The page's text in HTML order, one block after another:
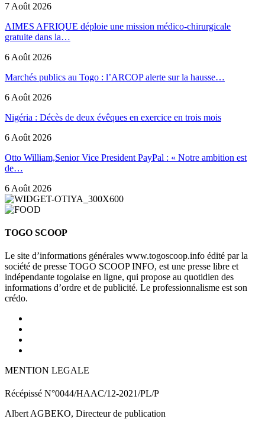
7 Août 2026
AIMES AFRIQUE déploie une mission médico-chirurgicale
gratuite dans la…
6 Août 2026
Marchés publics au Togo : l’ARCOP alerte sur la hausse…
6 Août 2026
Nigéria : Décès de deux évêques en exercice en trois mois
6 Août 2026
Otto William,Senior Vice President PayPal : « Notre ambition est
de…
6 Août 2026
TOGO SCOOP
Le site d’informations générales www.togoscoop.info édité par la
société de presse TOGO SCOOP INFO, est une presse libre et
indépendante togolaise en ligne, qui propose au quotidien des
informations d’ordre et de publicité. Le professionnalisme est son
crédo.
MENTION LEGALE
Récépissé N°0044/HAAC/12-2021/PL/P
Albert AGBEKO, Directeur de publication